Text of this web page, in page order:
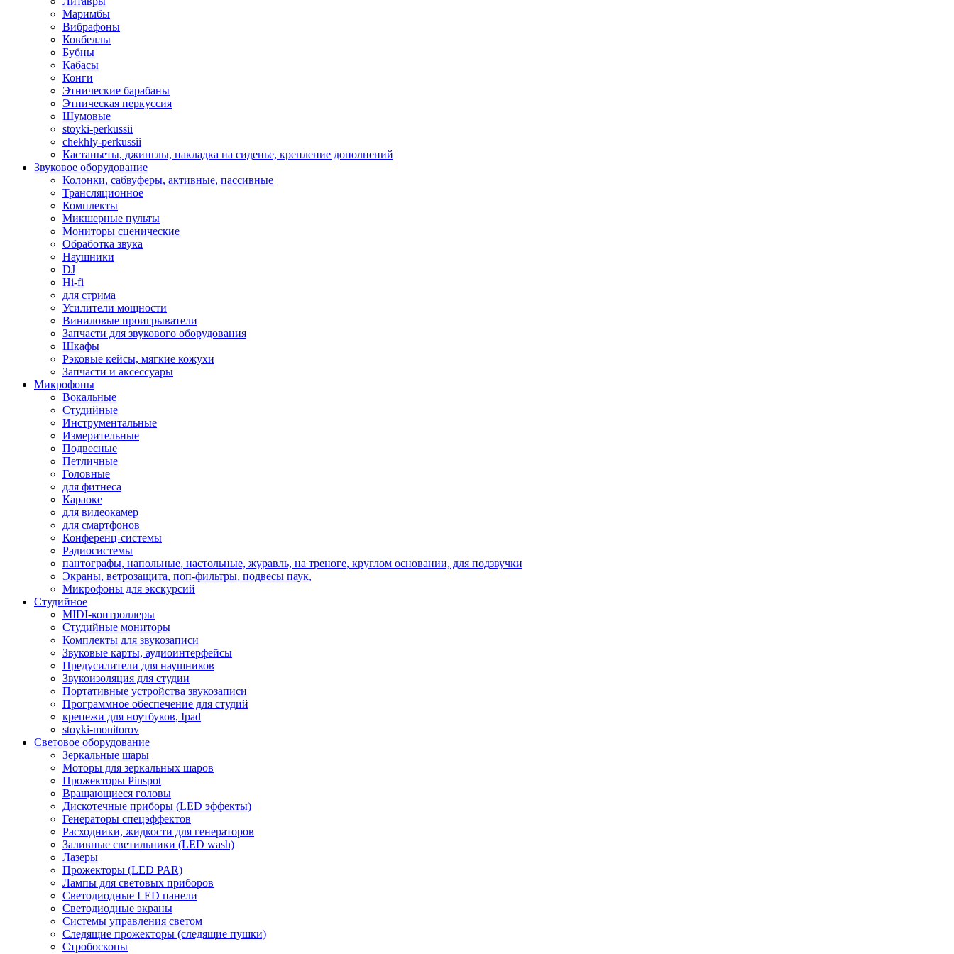
Маримбы
Вибрафоны
Ковбеллы
Бубны
Кабасы
Конги
Этнические барабаны
Этническая перкуссия
Шумовые
stoyki-perkussii
chekhly-perkussii
Кастаньеты, джинглы, накладка на сиденье, крепление дополнений
Звуковое оборудование
Колонки, сабвуферы, активные, пассивные
Трансляционное
Комплекты
Микшерные пульты
Мониторы сценические
Обработка звука
Наушники
DJ
Hi-fi
для стрима
Усилители мощности
Виниловые проигрыватели
Запчасти для звукового оборудования
Шкафы
Рэковые кейсы, мягкие кожухи
Запчасти и аксессуары
Микрофоны
Вокальные
Студийные
Инструментальные
Измерительные
Подвесные
Петличные
Головные
для фитнеса
Караоке
для видеокамер
для смартфонов
Конференц-системы
Радиосистемы
пантографы, напольные, настольные, журавль, на треноге, круглом основании, для подзвучки
Экраны, ветрозащита, поп-фильтры, подвесы паук,
Микрофоны для экскурсий
Студийное
MIDI-контроллеры
Студийные мониторы
Комплекты для звукозаписи
Звуковые карты, аудиоинтерфейсы
Предусилители для наушников
Звукоизоляция для студии
Портативные устройства звукозаписи
Программное обеспечение для студий
крепежи для ноутбуков, Ipad
stoyki-monitorov
Световое оборудование
Зеркальные шары
Моторы для зеркальных шаров
Прожекторы Pinspot
Вращающиеся головы
Дискотечные приборы (LED эффекты)
Генераторы спецэффектов
Расходники, жидкости для генераторов
Заливные светильники (LED wash)
Лазеры
Прожекторы (LED PAR)
Лампы для световых приборов
Светодиодные LED панели
Светодиодные экраны
Системы управления светом
Следящие прожекторы (следящие пушки)
Стробоскопы